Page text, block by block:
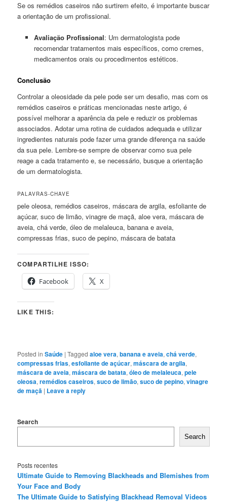
Se os remédios caseiros não surtirem efeito, é importante buscar
a orientação de um profissional.
Avaliação Profissional: Um dermatologista pode
recomendar tratamentos mais específicos, como cremes,
medicamentos orais ou procedimentos estéticos.
Conclusão
Controlar a oleosidade da pele pode ser um desafio, mas com os
remédios caseiros e práticas mencionadas neste artigo, é
possível melhorar a aparência da pele e reduzir os problemas
associados. Adotar uma rotina de cuidados adequada e utilizar
ingredientes naturais pode fazer uma grande diferença na saúde
da sua pele. Lembre-se sempre de observar como sua pele
reage a cada tratamento e, se necessário, busque a orientação
de um dermatologista.
PALAVRAS-CHAVE
pele oleosa, remédios caseiros, máscara de argila, esfoliante de
açúcar, suco de limão, vinagre de maçã, aloe vera, máscara de
aveia, chá verde, óleo de melaleuca, banana e aveia,
compressas frias, suco de pepino, máscara de batata
COMPARTILHE ISSO:
Facebook
X
LIKE THIS:
Posted in Saúde |Tagged aloe vera,banana e aveia,chá verde,
compressas frias,esfoliante de açúcar,máscara de argila,
máscara de aveia,máscara de batata,óleo de melaleuca,pele
oleosa,remédios caseiros,suco de limão,suco de pepino,vinagre
de maçã | Leave a reply
Search
Search
Posts recentes
Ultimate Guide to Removing Blackheads and Blemishes from
Your Face and Body
The Ultimate Guide to Satisfying Blackhead Removal Videos